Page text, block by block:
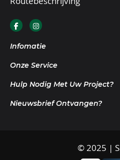
Infomatie
Onze Service
Hulp Nodig Met Uw Project?
Nieuwsbrief Ontvangen?
© 2025 |